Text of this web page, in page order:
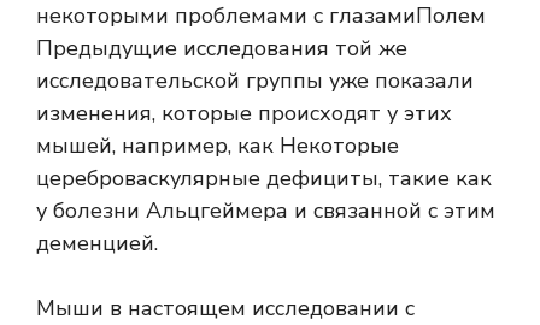
некоторыми проблемами с глазамиПолем
Предыдущие исследования той же
исследовательской группы уже показали
изменения, которые происходят у этих
мышей, например, как Некоторые
цереброваскулярные дефициты, такие как
у болезни Альцгеймера и связанной с этим
деменцией.
Мыши в настоящем исследовании с